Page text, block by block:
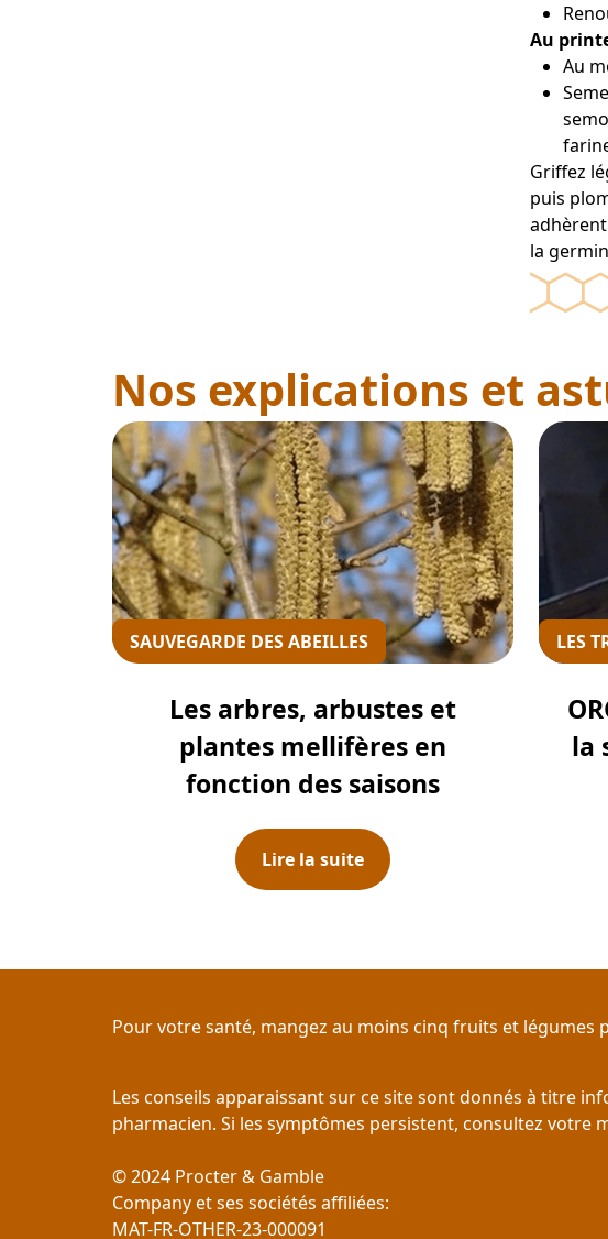
Au
Au
Griffez
puis
adhèrent
la
SAUVEGARDE DES ABEILLES
Les arbres, arbustes et
plantes mellifères en
fonction des saisons
Lire la suite
LES
la
Pour votre santé, mangez au moins cinq fruits et légumes
Les conseils apparaissant sur ce site sont donnés à titre
pharmacien. Si les symptômes persistent, consultez votre
© 2024 Procter & Gamble
Company et ses sociétés affiliées:
MAT-FR-OTHER-23-000091